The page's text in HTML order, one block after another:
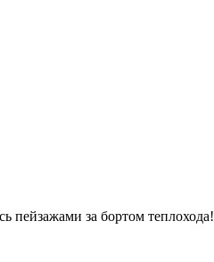
пейзажами за бортом теплохода!